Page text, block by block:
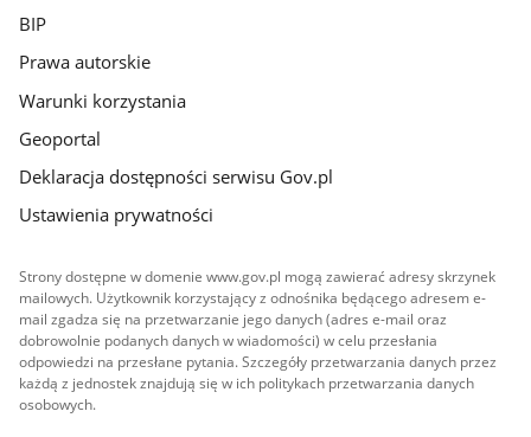
BIP
Prawa autorskie
Warunki korzystania
Geoportal
Deklaracja dostępności serwisu Gov.pl
Ustawienia prywatności
Strony dostępne w domenie www.gov.pl mogą zawierać adresy skrzynek
mailowych. Użytkownik korzystający z odnośnika będącego adresem e-
mail zgadza się na przetwarzanie jego danych (adres e-mail oraz
dobrowolnie podanych danych w wiadomości) w celu przesłania
odpowiedzi na przesłane pytania. Szczegóły przetwarzania danych przez
każdą z jednostek znajdują się w ich politykach przetwarzania danych
osobowych.